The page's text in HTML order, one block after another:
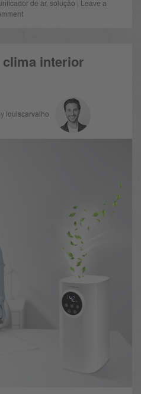
de ar, solução | Leave a
clima interior
louiscarvalho